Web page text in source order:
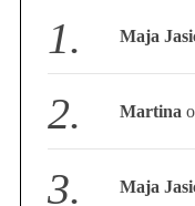
Maja
Martina
Maja
e
a
c
h
o